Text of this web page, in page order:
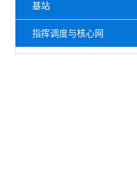
基站
指挥调度与核心网